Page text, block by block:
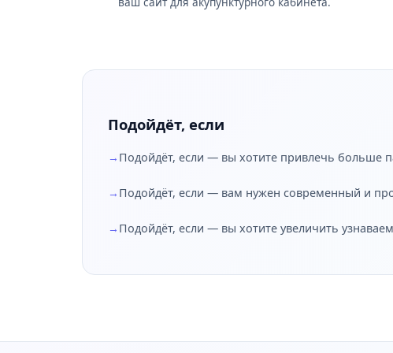
Подойдёт, если
Подойдёт, если — вы хотите привлечь больше
Подойдёт, если — вам нужен современный и
Подойдёт, если — вы хотите увеличить